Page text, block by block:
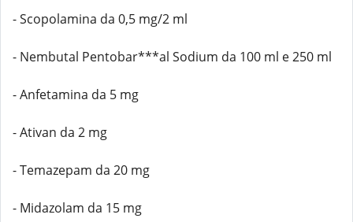
- Scopolamina da 0,5 mg/2 ml
- Nembutal Pentobar***al Sodium da 100 ml e 250 ml
- Anfetamina da 5 mg
- Ativan da 2 mg
- Temazepam da 20 mg
- Midazolam da 15 mg